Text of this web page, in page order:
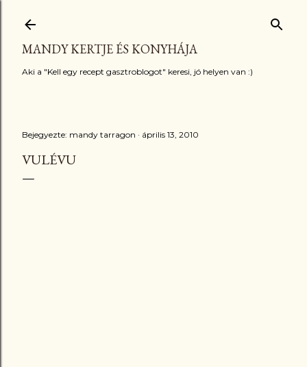
MANDY KERTJE ÉS KONYHÁJA
Aki a "Kell egy recept gasztroblogot" keresi, jó helyen van :)
Bejegyezte: mandy tarragon április 13, 2010
VULÉVU